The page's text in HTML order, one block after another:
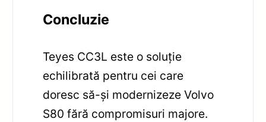
Concluzie
Teyes CC3L este o soluție
echilibrată pentru cei care
doresc să-și modernizeze Volvo
S80 fără compromisuri majore.